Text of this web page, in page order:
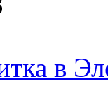
в